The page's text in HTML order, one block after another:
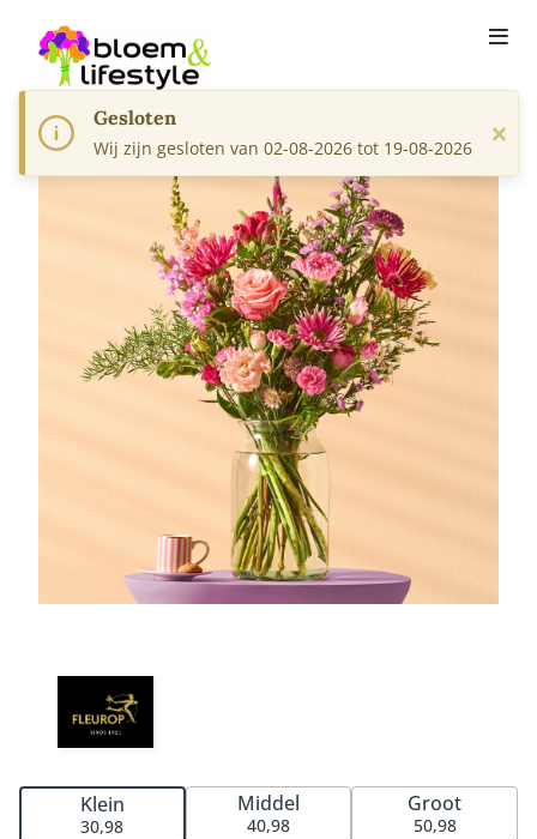
Klein
30,98
Middel
40,98
Groot
50,98
Gesloten
Wij zijn gesloten van 02-08-2026 tot 19-08-2026 ×